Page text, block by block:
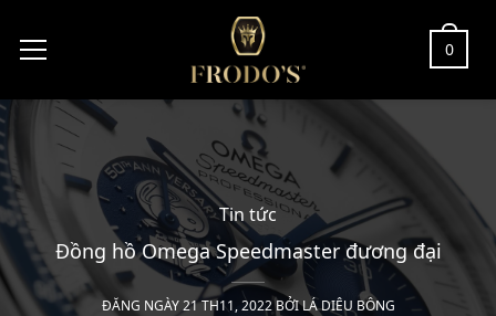
0
Tin tức
Đồng hồ Omega Speedmaster đương đại
ĐĂNG NGÀY 21 TH11, 2022 BỞILÁ DIÊU BÔNG